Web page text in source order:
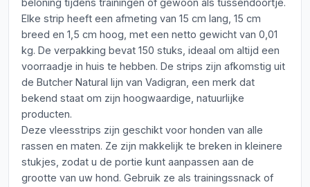
beloning tijdens trainingen of gewoon als tussendoortje.
Elke strip heeft een afmeting van 15 cm lang, 15 cm
breed en 1,5 cm hoog, met een netto gewicht van 0,01
kg. De verpakking bevat 150 stuks, ideaal om altijd een
voorraadje in huis te hebben. De strips zijn afkomstig uit
de Butcher Natural lijn van Vadigran, een merk dat
bekend staat om zijn hoogwaardige, natuurlijke
producten.
Deze vleesstrips zijn geschikt voor honden van alle
rassen en maten. Ze zijn makkelijk te breken in kleinere
stukjes, zodat u de portie kunt aanpassen aan de
grootte van uw hond. Gebruik ze als trainingssnack of